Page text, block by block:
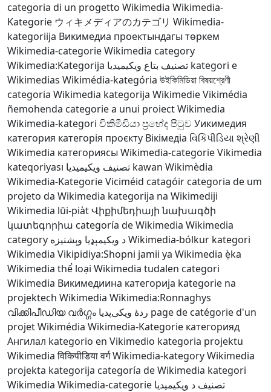
categoria di un progetto Wikimedia Wikimedia-
Kategorie ウィキメディアのカテゴリ Wikimedia-
kategoriija Викимедиа проектындагы төркем
Wikimedia-categorieWikimedia category
Wikimedia:Kategorija تصنيف بتاع ويكيميديا kategori e
Wikimedias Wikimédia-kategória উইকিমিডিয়া বিষয়শ্রেণী
categoria Wikimedia kategorija WikimedieVikimédia
ñemohenda categorie a unui proiect Wikimedia
Wikimedia-kategori විකිමීඩියා ප්‍රභේද පිටුව Уикимедия
категория категорія проєкту Вікімедіа વિકિપીડિયા શ્રેણી
Wikimedia категориясы Wikimedia-categorieVikimedia
kateqoriyası تصنيف ويكيميديا kawan Wikimèdia
Wikimedia-KategorieViciméid catagóir categoria de um
projeto da Wikimedia kategorija na Wikimediji
Wikimedia lūi-pia̍tՎիքիմեդիայի նախագծի
կատեգորիա categoría de Wikimedia Wikimedia
category د ويکيمېډيا وېشنيزهWikimedia-bólkur kategori
Wikimedia Vikipidiya:Shopni jamii ya Wikimedia ẹ̀ka
Wikimedia thể loại Wikimedia tudalen categori
Wikimedia Викимедиина категорија kategorie na
projektech Wikimedia Wikimedia:Ronnaghys
വിക്കിപീഡിയ വർഗ്ഗം ردهٔ ویکی‌پدیا page de catégorie d'un
projet Wikimédia Wikimedia-Kategorie категорияд
Ангилал kategorio en Vikimedio kategoria projektu
Wikimedia विकिपीडिया वर्गWikimedia-kategoryWikimedia
projekta kategorija categoría de Wikimedia kategori
Wikimedia Wikimedia-categorie تصنيف د ويكيميديا